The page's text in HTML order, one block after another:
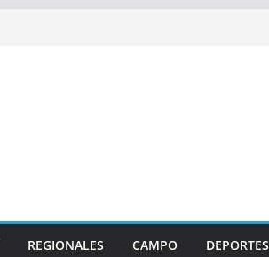
REGIONALES CAMPO DEPORTES